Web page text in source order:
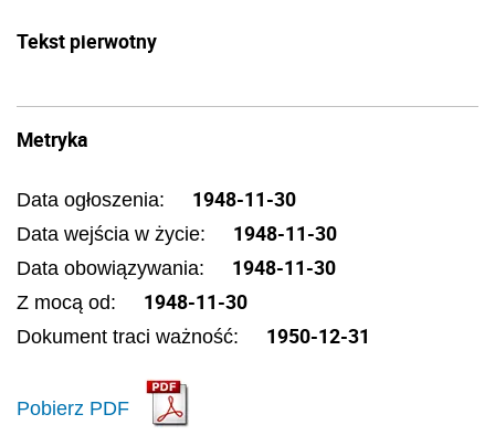
Tekst pierwotny
Metryka
Data ogłoszenia: 1948-11-30
Data wejścia w życie: 1948-11-30
Data obowiązywania: 1948-11-30
Z mocą od: 1948-11-30
Dokument traci ważność: 1950-12-31
Pobierz PDF